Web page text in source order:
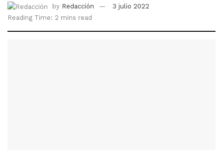
by Redacción
3 julio 2022
Reading Time: 2 mins read